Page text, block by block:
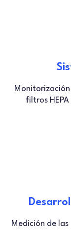
filtros
Medición de